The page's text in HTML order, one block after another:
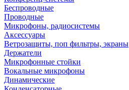
Беспроводные
Проводные
Микрофоны, радиосистемы
Аксессуары
Ветрозащиты, поп фильтры, экраны
Держатели
Микрофонные стойки
Вокальные микрофоны
Динамические